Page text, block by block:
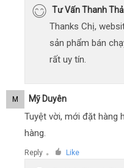
Tư Vấn Thanh
Thanks Chị,
sản phẩm bán
rất uy tín.
M Mỹ Duyên
Tuyệt vời, mới đặt hàng
hàng.
Reply ● Like